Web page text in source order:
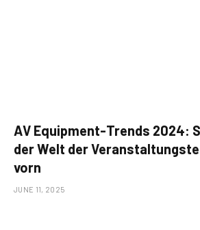
AV Equipment-Trends 2024:
der Welt der
vorn
JUNE 11, 2025